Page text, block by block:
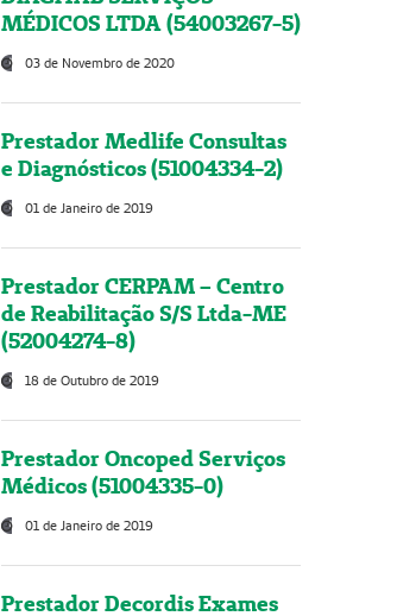
MÉDICOS LTDA (54003267-5)
03 de Novembro de 2020
Prestador Medlife Consultas
e Diagnósticos (51004334-2)
01 de Janeiro de 2019
Prestador CERPAM – Centro
de Reabilitação S/S Ltda-ME
(52004274-8)
18 de Outubro de 2019
Prestador Oncoped Serviços
Médicos (51004335-0)
01 de Janeiro de 2019
Prestador Decordis Exames